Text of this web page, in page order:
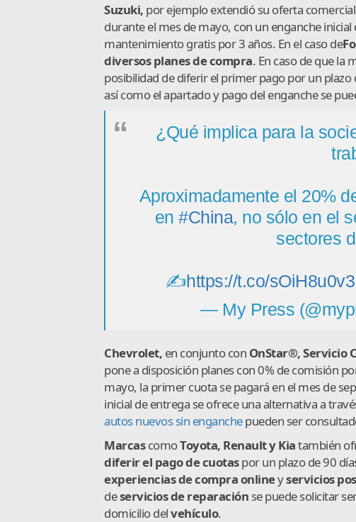
Suzuki, por ejemplo extendió su oferta
durante el mes de mayo, con un enganche
mantenimiento gratis por 3 años. En el caso de
diversos planes de compra. En caso de que la
posibilidad de diferir el primer pago por un
así como el apartado y pago del enganche se
¿Qué implica para la
Aproximadamente el 20%
en#China, no sólo en el
sectores
✍️https://t.co/
— My Press
Chevrolet, en conjunto con OnStar®, Servicio
pone a disposición planes con 0% de comisión
mayo, la primer cuota se pagará en el mes de
inicial de entrega se ofrece una alternativa a
autos nuevos sin enganchepueden ser
MarcascomoToyota, Renault y Kiatambién
diferir el pago de cuotaspor un plazo de 90
experiencias de compra onlineyservicios
deservicios de reparación se puede solicitar
domicilio delvehículo.